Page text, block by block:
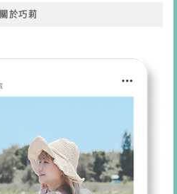
關於巧莉